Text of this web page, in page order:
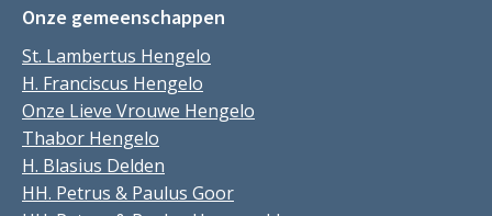
Onze gemeenschappen
St. Lambertus Hengelo
H. Franciscus Hengelo
Onze Lieve Vrouwe Hengelo
Thabor Hengelo
H. Blasius Delden
HH. Petrus & Paulus Goor